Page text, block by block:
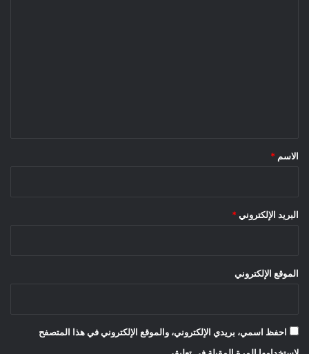
*
الاسم *
البريد الإلكتروني *
الموقع الإلكتروني
احفظ اسمي، بريدي الإلكتروني، والموقع الإلكتروني في هذا المتصفح